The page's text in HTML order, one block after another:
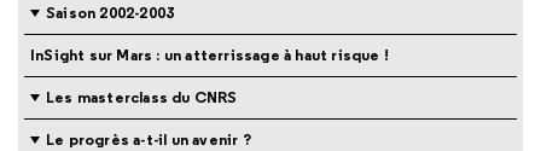
Saison 2002-2003
InSight sur Mars : un atterrissage à haut risque !
Les masterclass du CNRS
Le progrès a-t-il un avenir ?